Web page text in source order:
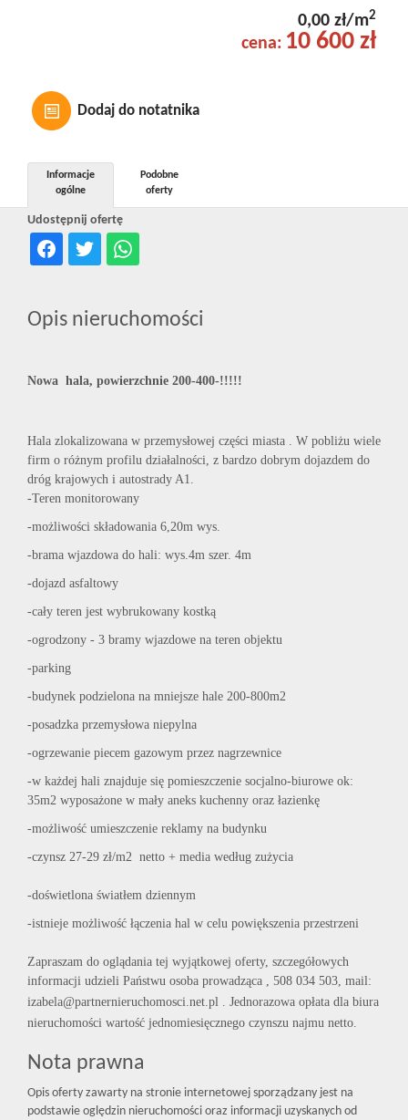
0,00 zł/m2
cena: 10 600 zł
Dodaj do notatnika
Udostępnij ofertę
Informacje
ogólne
Podobne
oferty
Opis nieruchomości
Nowa hala, powierzchnie 200-400-!!!!!
Hala zlokalizowana w przemysłowej części miasta . W pobliżu wiele
firm o różnym profilu działalności, z bardzo dobrym dojazdem do
dróg krajowych i autostrady A1.
-Teren monitorowany
-możliwości składowania 6,20m wys.
-brama wjazdowa do hali: wys.4m szer. 4m
-dojazd asfaltowy
-cały teren jest wybrukowany kostką
-ogrodzony - 3 bramy wjazdowe na teren objektu
-parking
-budynek podzielona na mniejsze hale 200-800m2
-posadzka przemysłowa niepylna
-ogrzewanie piecem gazowym przez nagrzewnice
-w każdej hali znajduje się pomieszczenie socjalno-biurowe ok:
35m2 wyposażone w mały aneks kuchenny oraz łazienkę
-możliwość umieszczenie reklamy na budynku
-czynsz 27-29 zł/m2 netto + media według zużycia
-doświetlona światłem dziennym
-istnieje możliwość łączenia hal w celu powiększenia przestrzeni
Zapraszam do oglądania tej wyjątkowej oferty, szczegółowych
informacji udzieli Państwu osoba prowadząca , 508 034 503, mail:
izabela@partnernieruchomosci.net.pl . Jednorazowa opłata dla biura
nieruchomości wartość jednomiesięcznego czynszu najmu netto.
Nota prawna
Opis oferty zawarty na stronie internetowej sporządzany jest na
podstawie oględzin nieruchomości oraz informacji uzyskanych od